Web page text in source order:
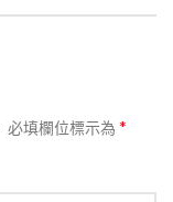
必填欄位標示為 *